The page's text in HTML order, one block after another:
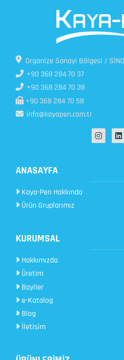
Organize Sanayi Bölgesi /
+90 368 284 70 37
+90 368 284 70 38
+90 368 284 70 58
info@kayapen.com.tr
ANASAYFA
Kaya-Pen Hakkında
Ürün Gruplarımız
KURUMSAL
Hakkımızda
Üretim
Bayiler
e-Katalog
Blog
İletisim